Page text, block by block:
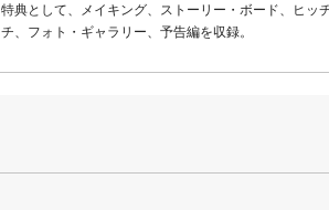
特典として、メイキング、ストーリー・ボード、ヒッ
チ、フォト・ギャラリー、予告編を収録。